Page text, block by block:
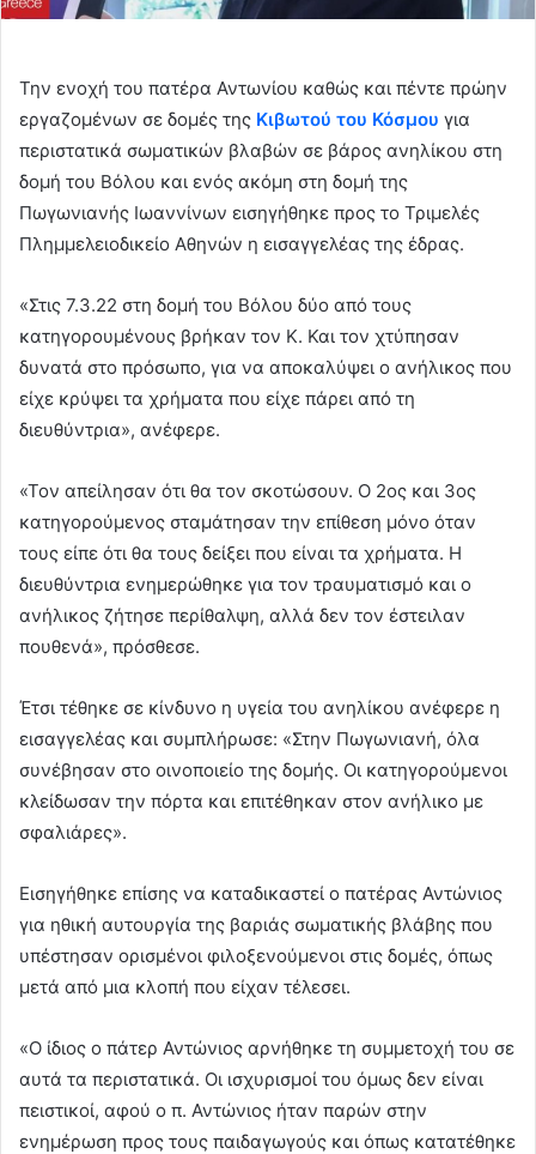
Την ενοχή του πατέρα Αντωνίου καθώς και πέντε πρώην
εργαζομένων σε δομές της Κιβωτού του Κόσμου για
περιστατικά σωματικών βλαβών σε βάρος ανηλίκου στη
δομή του Βόλου και ενός ακόμη στη δομή της
Πωγωνιανής Ιωαννίνων εισηγήθηκε προς το Τριμελές
Πλημμελειοδικείο Αθηνών η εισαγγελέας της έδρας.
«Στις 7.3.22 στη δομή του Βόλου δύο από τους
κατηγορουμένους βρήκαν τον Κ. Και τον χτύπησαν
δυνατά στο πρόσωπο, για να αποκαλύψει ο ανήλικος που
είχε κρύψει τα χρήματα που είχε πάρει από τη
διευθύντρια», ανέφερε.
«Τον απείλησαν ότι θα τον σκοτώσουν. Ο 2ος και 3ος
κατηγορούμενος σταμάτησαν την επίθεση μόνο όταν
τους είπε ότι θα τους δείξει που είναι τα χρήματα. Η
διευθύντρια ενημερώθηκε για τον τραυματισμό και ο
ανήλικος ζήτησε περίθαλψη, αλλά δεν τον έστειλαν
πουθενά», πρόσθεσε.
Έτσι τέθηκε σε κίνδυνο η υγεία του ανηλίκου ανέφερε η
εισαγγελέας και συμπλήρωσε: «Στην Πωγωνιανή, όλα
συνέβησαν στο οινοποιείο της δομής. Οι κατηγορούμενοι
κλείδωσαν την πόρτα και επιτέθηκαν στον ανήλικο με
σφαλιάρες».
Εισηγήθηκε επίσης να καταδικαστεί ο πατέρας Αντώνιος
για ηθική αυτουργία της βαριάς σωματικής βλάβης που
υπέστησαν ορισμένοι φιλοξενούμενοι στις δομές, όπως
μετά από μια κλοπή που είχαν τέλεσει.
«Ο ίδιος ο πάτερ Αντώνιος αρνήθηκε τη συμμετοχή του σε
αυτά τα περιστατικά. Οι ισχυρισμοί του όμως δεν είναι
πειστικοί, αφού ο π. Αντώνιος ήταν παρών στην
ενημέρωση προς τους παιδαγωγούς και όπως κατατέθηκε